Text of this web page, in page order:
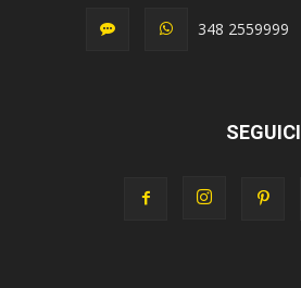
348 2559999
SEGUICI